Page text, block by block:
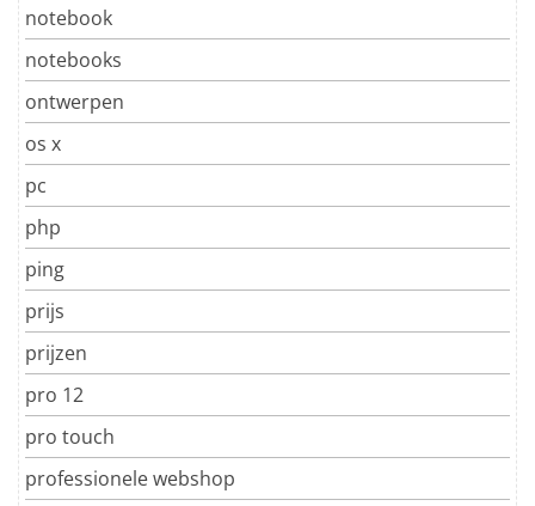
notebook
notebooks
ontwerpen
os x
pc
php
ping
prijs
prijzen
pro 12
pro touch
professionele webshop